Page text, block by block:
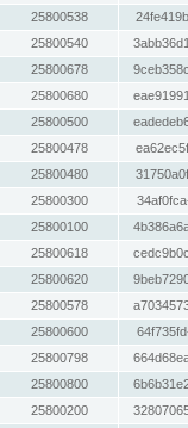
25800538
25800540
25800678
25800680
25800500
25800478
25800480
25800300
25800100
25800618
25800620
25800578
25800600
25800798
25800800
25800200